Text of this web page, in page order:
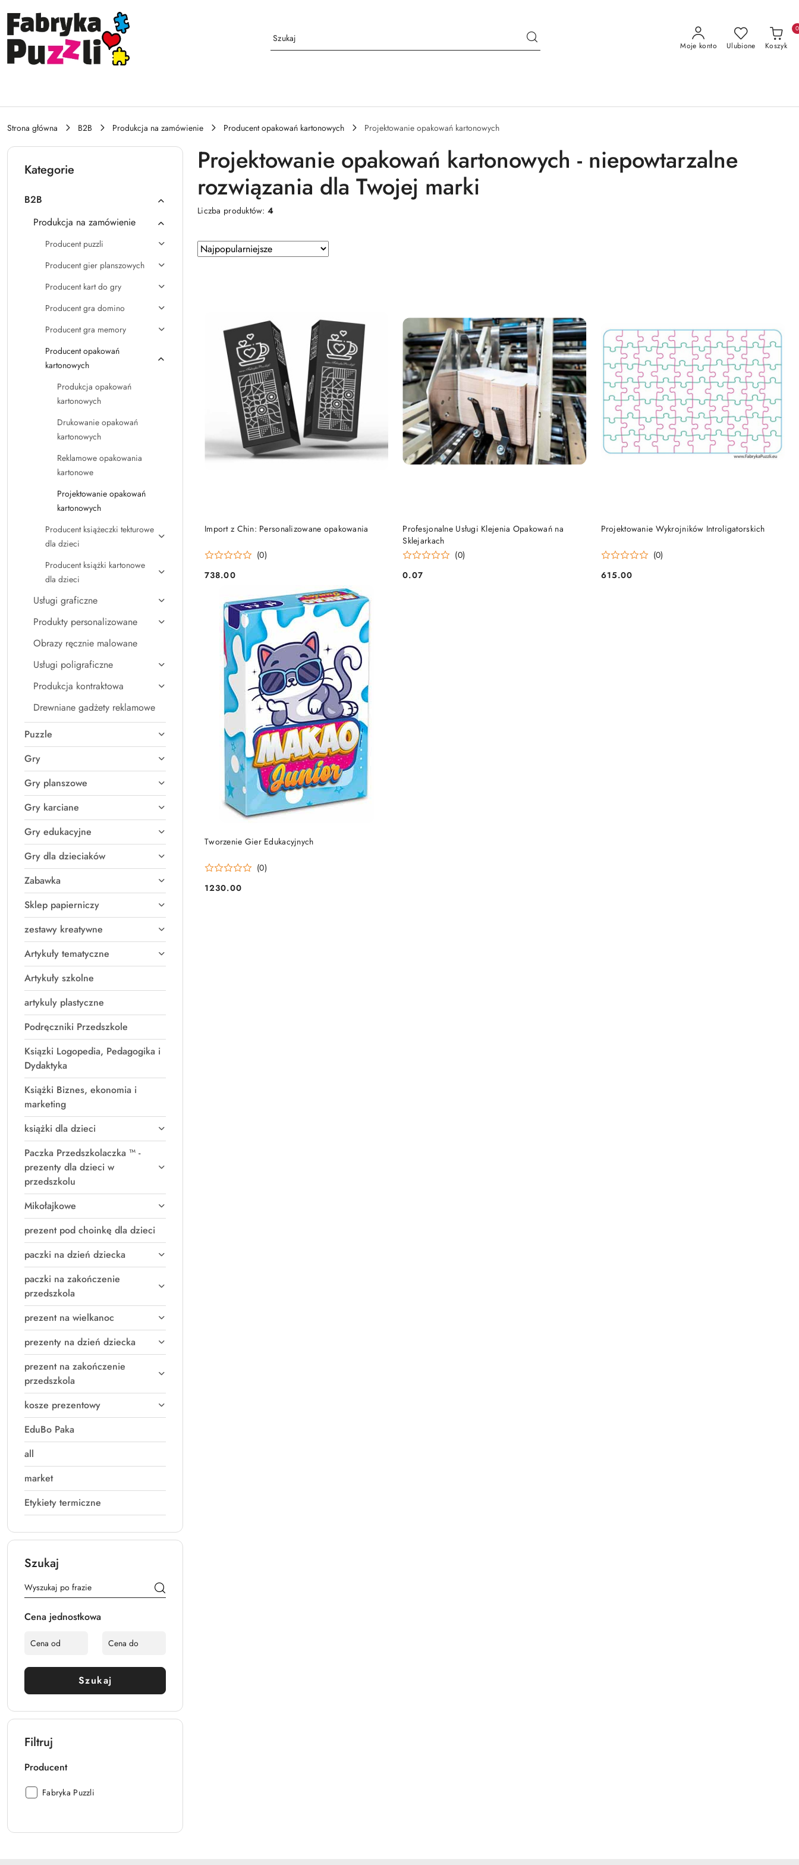
Przejdź do treści głównej
Przejdź do wyszukiwarki
Przejdź do moje konto
Przejdź do menu głównego
Przejdź do stopki
Moje konto Ulubione Koszyk
0
Strona główna B2B Produkcja na zamówienie Producent opakowań kartonowych Projektowanie opakowań kartonowych
Kategorie
B2B
Produkcja na zamówienie
Producent puzzli
Producent gier planszowych
Producent kart do gry
Producent gra domino
Producent gra memory
Producent opakowań
kartonowych
Produkcja opakowań
kartonowych
Drukowanie opakowań
kartonowych
Reklamowe opakowania
kartonowe
Projektowanie opakowań
kartonowych
Producent książeczki tekturowe
dla dzieci
Producent książki kartonowe
dla dzieci
Usługi graficzne
Produkty personalizowane
Obrazy ręcznie malowane
Usługi poligraficzne
Produkcja kontraktowa
Drewniane gadżety reklamowe
Puzzle
Gry
Gry planszowe
Gry karciane
Gry edukacyjne
Gry dla dzieciaków
Zabawka
Sklep papierniczy
zestawy kreatywne
Artykuły tematyczne
Artykuły szkolne
artykuly plastyczne
Podręczniki Przedszkole
Ksiązki Logopedia, Pedagogika i
Dydaktyka
Książki Biznes, ekonomia i
marketing
książki dla dzieci
Paczka Przedszkolaczka ™ -
prezenty dla dzieci w
przedszkolu
Mikołajkowe
prezent pod choinkę dla dzieci
paczki na dzień dziecka
paczki na zakończenie
przedszkola
prezent na wielkanoc
prezenty na dzień dziecka
prezent na zakończenie
przedszkola
kosze prezentowy
EduBo Paka
all
market
Etykiety termiczne
Szukaj
Cena jednostkowa
Szukaj
Filtruj
Producent
Producent:
Fabryka Puzzli
Projektowanie opakowań kartonowych - niepowtarzalne
rozwiązania dla Twojej marki
Liczba produktów:4
Zastosowano
sortowanie:
Sortuj
według
Import z Chin: Personalizowane opakowania
(0)
Cena:
738.00
DO KOSZYKA
Profesjonalne Usługi Klejenia Opakowań na
Sklejarkach
(0)
Cena:
0.07
DO KOSZYKA Projektowanie Wykrojników Introligatorskich
(0)
Cena:
615.00
DO KOSZYKA
Tworzenie Gier Edukacyjnych
(0)
Cena:
1230.00
DO KOSZYKA